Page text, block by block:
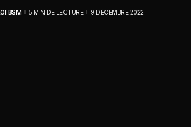
BSM 5 MIN DE LECTURE 9 DÉCEMBRE 2022